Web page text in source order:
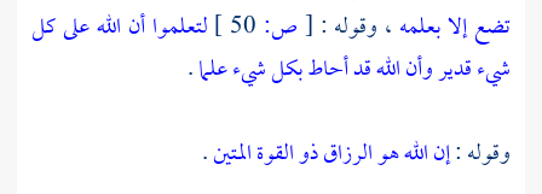
تضع إلا بعلمه ، وقوله : [ص:
لتعلموا أن الله على كل
شيء قدير وأن الله قد أحاط بكل شيء علما.
وقوله :إن الله هو الرزاق ذو القوة المتين.